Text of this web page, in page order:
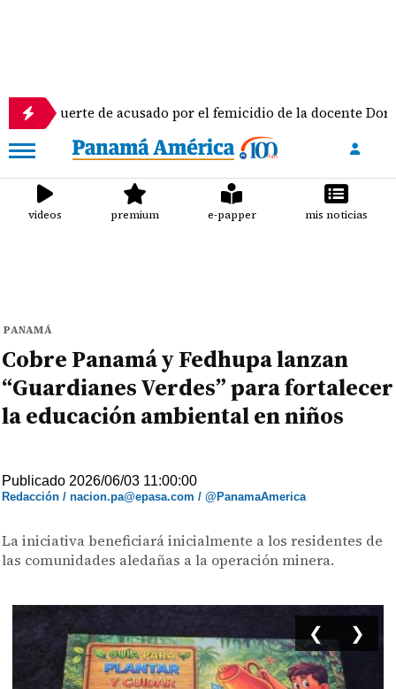
de acusado por el femicidio de la docente Doris Franco
videos premium e-papper mis noticias
PANAMÁ
Cobre Panamá y Fedhupa lanzan
“Guardianes Verdes” para fortalecer
la educación ambiental en niños
Publicado 2026/06/03 11:00:00
Redacción / nacion.pa@epasa.com / @PanamaAmerica
La iniciativa beneficiará inicialmente a los residentes de
las comunidades aledañas a la operación minera.
❮ ❯